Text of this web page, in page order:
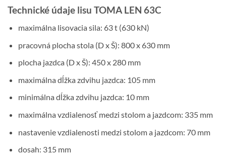
Technické údaje lisu TOMA LEN 63C
maximálna lisovacia sila: 63 t (630 kN)
pracovná plocha stola (D x Š): 800 x 630 mm
plocha jazdca (D x Š): 450 x 280 mm
maximálna dĺžka zdvihu jazdca: 105 mm
minimálna dĺžka zdvihu jazdca: 10 mm
maximálna vzdialenosť medzi stolom a jazdcom: 335 mm
nastavenie vzdialenosti medzi stolom a jazdcom: 70 mm
dosah: 315 mm